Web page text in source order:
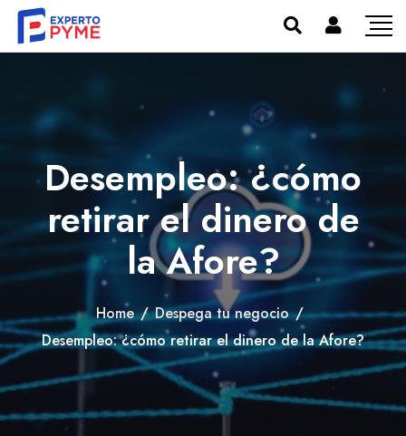
Desempleo: ¿cómo
retirar el dinero de
la Afore?
Home / Despega tu negocio /
Desempleo: ¿cómo retirar el dinero de la Afore?